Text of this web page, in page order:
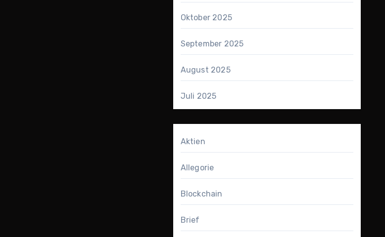
Oktober 2025
September 2025
August 2025
Juli 2025
Aktien
Allegorie
Blockchain
Brief